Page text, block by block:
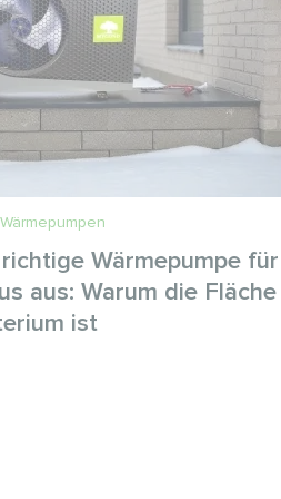
Wärmepumpen
Wärmepumpe
aus: Warum die Fläche
ist